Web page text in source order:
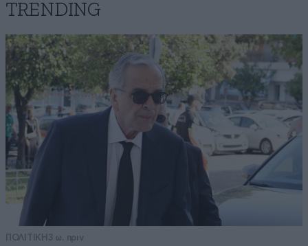
TRENDING
ΠΟΛΙΤΙΚΗ 3 ω. πριν